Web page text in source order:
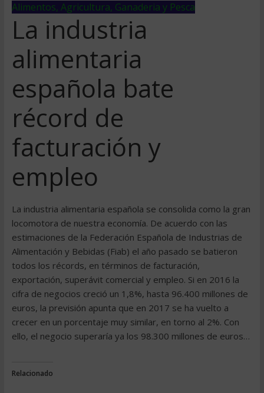
Alimentos, Agricultura, Ganaderia y Pesca
La industria
alimentaria
española bate
récord de
facturación y
empleo
La industria alimentaria española se consolida como la gran
locomotora de nuestra economía. De acuerdo con las
estimaciones de la Federación Española de Industrias de
Alimentación y Bebidas (Fiab) el año pasado se batieron
todos los récords, en términos de facturación,
exportación, superávit comercial y empleo. Si en 2016 la
cifra de negocios creció un 1,8%, hasta 96.400 millones de
euros, la previsión apunta que en 2017 se ha vuelto a
crecer en un porcentaje muy similar, en torno al 2%. Con
ello, el negocio superaría ya los 98.300 millones de euros…
Relacionado